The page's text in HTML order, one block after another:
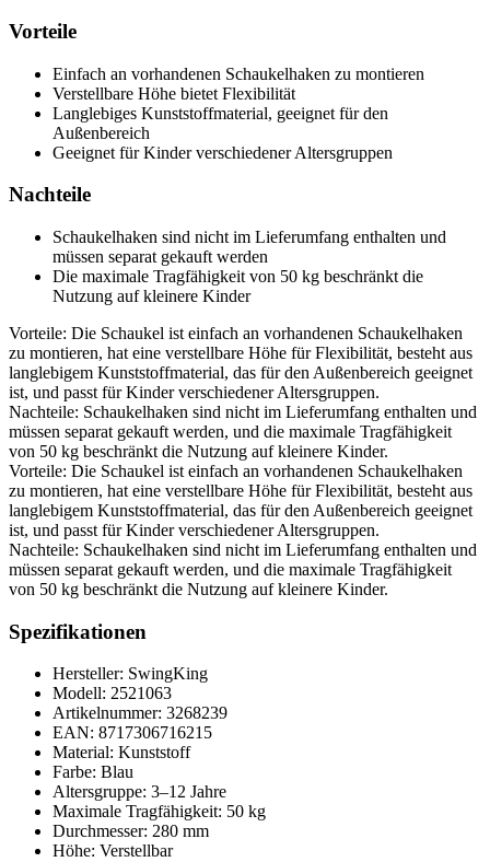
Vorteile
Einfach an vorhandenen Schaukelhaken zu montieren
Verstellbare Höhe bietet Flexibilität
Langlebiges Kunststoffmaterial, geeignet für den
Außenbereich
Geeignet für Kinder verschiedener Altersgruppen
Nachteile
Schaukelhaken sind nicht im Lieferumfang enthalten und
müssen separat gekauft werden
Die maximale Tragfähigkeit von 50 kg beschränkt die
Nutzung auf kleinere Kinder
Vorteile: Die Schaukel ist einfach an vorhandenen Schaukelhaken
zu montieren, hat eine verstellbare Höhe für Flexibilität, besteht aus
langlebigem Kunststoffmaterial, das für den Außenbereich geeignet
ist, und passt für Kinder verschiedener Altersgruppen.
Nachteile: Schaukelhaken sind nicht im Lieferumfang enthalten und
müssen separat gekauft werden, und die maximale Tragfähigkeit
von 50 kg beschränkt die Nutzung auf kleinere Kinder.
Vorteile: Die Schaukel ist einfach an vorhandenen Schaukelhaken
zu montieren, hat eine verstellbare Höhe für Flexibilität, besteht aus
langlebigem Kunststoffmaterial, das für den Außenbereich geeignet
ist, und passt für Kinder verschiedener Altersgruppen.
Nachteile: Schaukelhaken sind nicht im Lieferumfang enthalten und
müssen separat gekauft werden, und die maximale Tragfähigkeit
von 50 kg beschränkt die Nutzung auf kleinere Kinder.
Spezifikationen
Hersteller: SwingKing
Modell: 2521063
Artikelnummer: 3268239
EAN: 8717306716215
Material: Kunststoff
Farbe: Blau
Altersgruppe: 3–12 Jahre
Maximale Tragfähigkeit: 50 kg
Durchmesser: 280 mm
Höhe: Verstellbar